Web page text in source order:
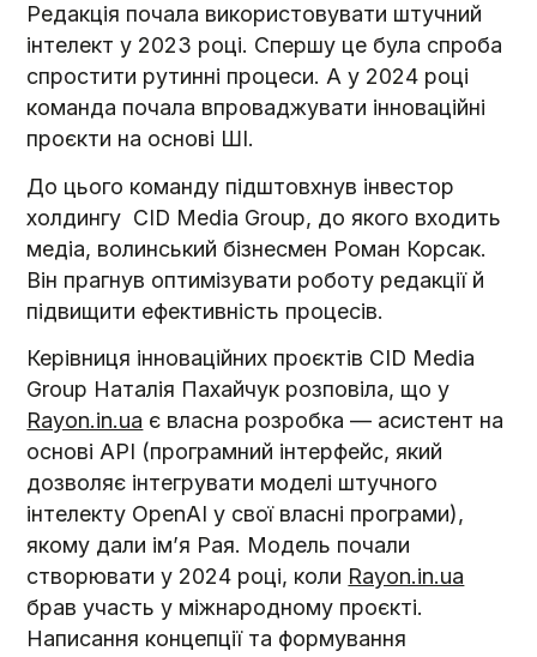
Редакція почала використовувати штучний
інтелект у 2023 році. Спершу це була спроба
спростити рутинні процеси. А у 2024 році
команда почала впроваджувати інноваційні
проєкти на основі ШІ.
До цього команду підштовхнув інвестор
холдингу CID Media Group, до якого входить
медіа, волинський бізнесмен Роман Корсак.
Він прагнув оптимізувати роботу редакції й
підвищити ефективність процесів.
Керівниця інноваційних проєктів CID Media
Group Наталія Пахайчук розповіла, що у
Rayon.in.ua є власна розробка — асистент на
основі API (програмний інтерфейс, який
дозволяє інтегрувати моделі штучного
інтелекту OpenAI у свої власні програми),
якому дали ім’я Рая. Модель почали
створювати у 2024 році, коли Rayon.in.ua
брав участь у міжнародному проєкті.
Написання концепції та формування